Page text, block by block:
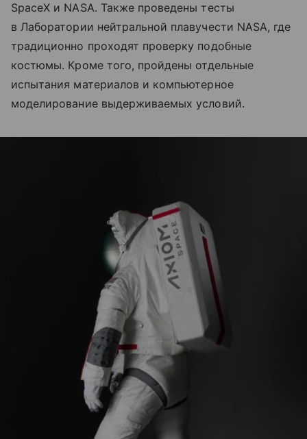
SpaceX и NASA. Также проведены тесты
в Лаборатории нейтральной плавучести NASA, где
традиционно проходят проверку подобные
костюмы. Кроме того, пройдены отдельные
испытания материалов и компьютерное
моделирование выдерживаемых условий.